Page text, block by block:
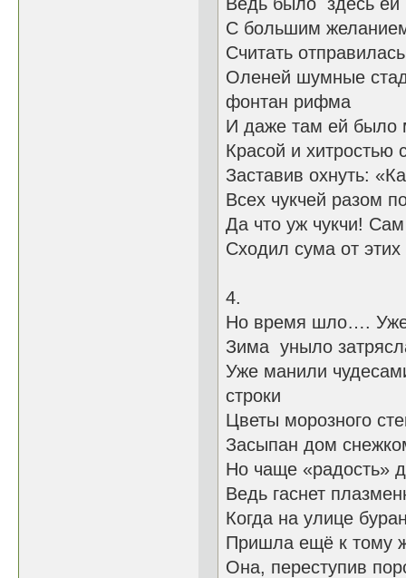
С большим
Считать
Оленей
фонтан рифма
И даже там ей было
Красой и хитростью
Заставив охнуть:
Всех чукчей разом
Да что уж чукчи!
Сходил сума от
4.
Но время
Зима уныло
Уже манили
строки
Цветы морозного
Засыпан дом
Но чаще «радость»
Ведь гаснет
Когда на улице
Пришла ещё к тому
Она, переступив